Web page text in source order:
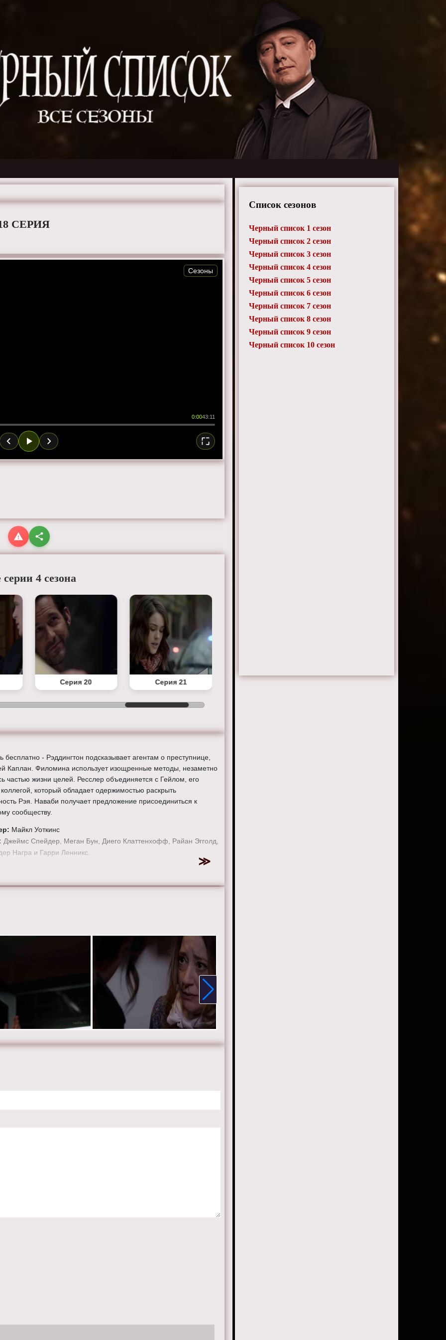
СЕРИЯ
0:0043:11
Сезоны
серии 4 сезона
Серия 20 Серия 21
бесплатно - Рэддингтон подсказывает агентам о преступнице,
Каплан. Филомина использует изощренные методы, незаметно
частью жизни целей. Ресслер объединяется с Гейлом, его
который обладает одержимостью раскрыть
Рэя. Наваби получает предложение присоединиться к
сообществу.
Майкл Уоткинс
Джеймс Спейдер, Меган Бун, Диего Клаттенхофф, Райан Эгголд,
Награ и Гарри Ленникс.
blacklist-tv.ru.
Список сезонов
Черный список 1 сезон
Черный список 2 сезон
Черный список 3 сезон
Черный список 4 сезон
Черный список 5 сезон
Черный список 6 сезон
Черный список 7 сезон
Черный список 8 сезон
Черный список 9 сезон
Черный список 10 сезон